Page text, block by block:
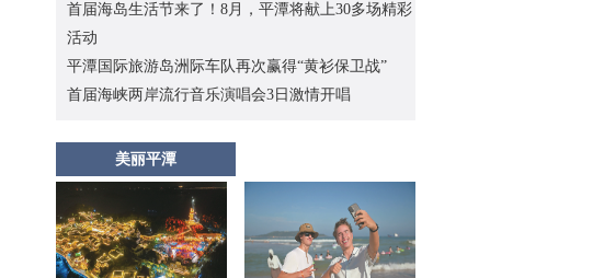
首届海岛生活节来了！8月，平潭将献上30多场精彩
活动
平潭国际旅游岛洲际车队再次赢得“黄衫保卫战”
首届海峡两岸流行音乐演唱会3日激情开唱
美丽平潭